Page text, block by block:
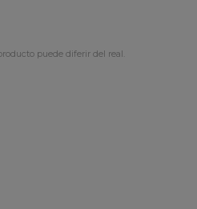
puede diferir del real.